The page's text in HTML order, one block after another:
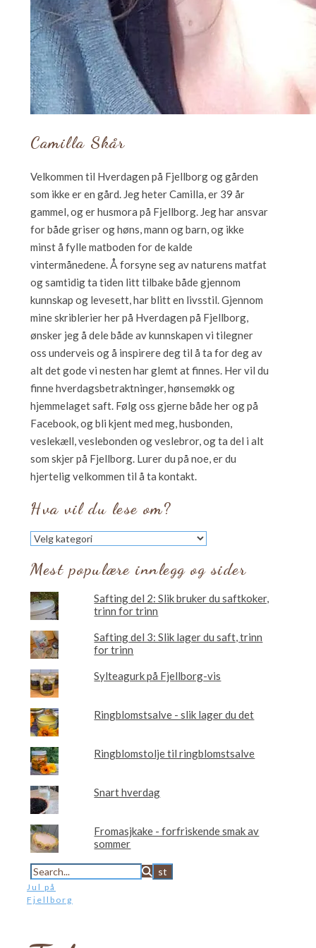
Camilla Skår
Velkommen til Hverdagen på Fjellborg og gården
som ikke er en gård. Jeg heter Camilla, er 39 år
gammel, og er husmora på Fjellborg. Jeg har ansvar
for både griser og høns, mann og barn, og ikke
minst å fylle matboden for de kalde
vintermånedene. Å forsyne seg av naturens matfat
og samtidig ta tiden litt tilbake både gjennom
kunnskap og levesett, har blitt en livsstil. Gjennom
mine skriblerier her på Hverdagen på Fjellborg,
ønsker jeg å dele både av kunnskapen vi tilegner
oss underveis og å inspirere deg til å ta for deg av
alt det gode vi nesten har glemt at finnes. Her vil du
finne hverdagsbetraktninger, hønsemøkk og
hjemmelaget saft. Følg oss gjerne både her og på
Facebook, og bli kjent med meg, husbonden,
veslekæll, veslebonden og veslebror, og ta del i alt
som skjer på Fjellborg. Lurer du på noe, er du
hjertelig velkommen til å ta kontakt.
Hva vil du lese om?
Hva
vil
du
lese
Mest populære innlegg og sider
Safting del 2: Slik bruker du saftkoker,
trinn for trinn
Safting del 3: Slik lager du saft, trinn
for trinn
Sylteagurk på Fjellborg-vis
Ringblomstsalve - slik lager du det
Ringblomstolje til ringblomstsalve
Snart hverdag
Fromasjkake - forfriskende smak av
sommer
Jul på
Fjellborg